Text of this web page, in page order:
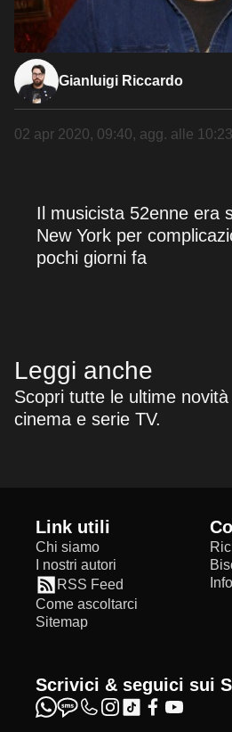
Gianluigi Riccardo
02 apr 2020, 09:40, agg. alle 10:23
Il musicista 52enne era
New York per
pochi giorni fa
Leggi anche
Scopri tutte le ultime novità
cinema e serie TV.
Link utili
Chi siamo
I nostri autori
RSS Feed
Come ascoltarci
Sitemap
Scrivici & seguici sui